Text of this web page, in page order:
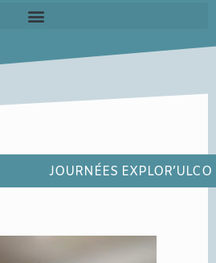
JOURNÉES EXPLOR’ULCO